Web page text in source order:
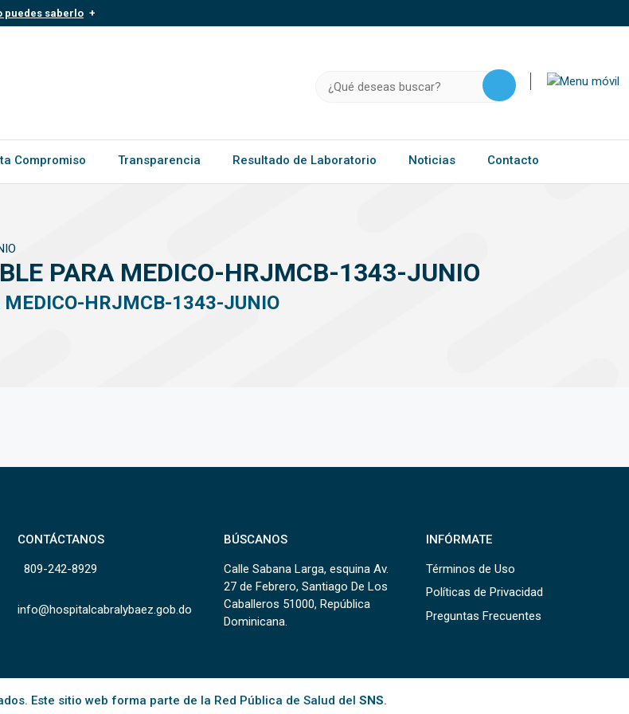
puedes saberlo
oficial del
Compromiso Transparencia Resultado de Laboratorio Noticias Contacto
PARA MEDICO-HRJMCB-1343-JUNIO
MEDICO-HRJMCB-1343-JUNIO
CONTÁCTANOS
809-242-8929
info@hospitalcabralybaez.gob.do
BÚSCANOS
Calle Sabana Larga, esquina Av.
27 de Febrero, Santiago De Los
Caballeros 51000, República
Dominicana.
INFÓRMATE
Términos de Uso
Políticas de Privacidad
Preguntas Frecuentes
Este sitio web forma parte de la Red Pública de Salud del SNS.